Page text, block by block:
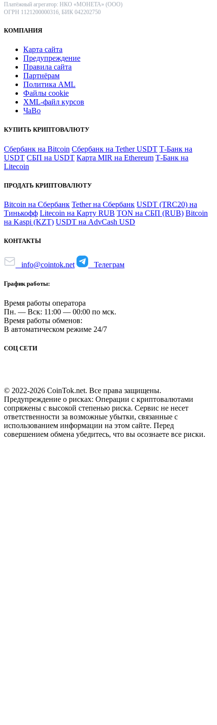
Платёжный агрегатор: НКО «МОНЕТА» (ООО)
ОГРН 1121200000316, БИК 042202750
КОМПАНИЯ
Карта сайта
Предупреждение
Правила сайта
Партнёрам
Политика AML
Файлы coоkie
XML-файл курсов
ЧаВо
КУПИТЬ КРИПТОВАЛЮТУ
Сбербанк на Bitcoin Сбербанк на Tether USDT Т-Банк на
USDT СБП на USDT Карта MIR на Ethereum Т-Банк на
Litecoin
ПРОДАТЬ КРИПТОВАЛЮТУ
Bitcoin на Сбербанк Tether на Сбербанк USDT (TRC20) на
Тинькофф Litecoin на Карту RUB TON на СБП (RUB) Bitcoin
на Kaspi (KZT) USDT на AdvCash USD
КОНТАКТЫ
info@cointok.net Телеграм
График работы:
Время работы оператора
Пн. — Вск: 11:00 — 00:00 по мск.
Время работы обменов:
В автоматическом режиме 24/7
СОЦ СЕТИ
© 2022-2026 CoinTok.net. Все права защищены.
Предупреждение о рисках: Операции с криптовалютами
сопряжены с высокой степенью риска. Сервис не несет
ответственности за возможные убытки, связанные с
использованием информации на этом сайте. Перед
совершением обмена убедитесь, что вы осознаете все риски.